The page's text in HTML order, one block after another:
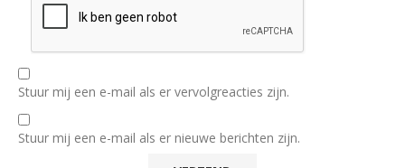
Stuur mij een e-mail als er vervolgreacties zijn.
Stuur mij een e-mail als er nieuwe berichten zijn.